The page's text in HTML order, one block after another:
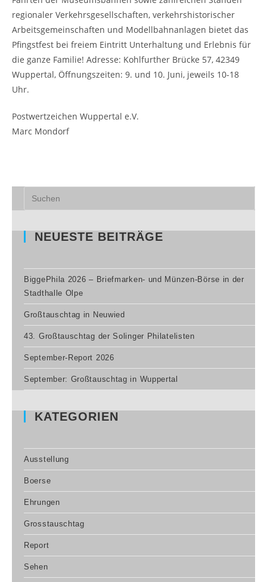
regionaler Verkehrsgesellschaften, verkehrshistorischer
Arbeitsgemeinschaften und Modellbahnanlagen bietet das
Pfingstfest bei freiem Eintritt Unterhaltung und Erlebnis für
die ganze Familie! Adresse: Kohlfurther Brücke 57, 42349
Wuppertal, Öffnungszeiten: 9. und 10. Juni, jeweils 10-18
Uhr.
Postwertzeichen Wuppertal e.V.
Marc Mondorf
NEUESTE BEITRÄGE
BiggePhila 2026 – Briefmarken- und Münzen-Börse in der
Stadthalle Olpe
Großtauschtag in Neuwied
43. Großtauschtag der Solinger Philatelisten
September-Report 2026
September: Großtauschtag in Wuppertal
KATEGORIEN
Ausstellung
Boerse
Ehrungen
Grosstauschtag
Report
Sehen